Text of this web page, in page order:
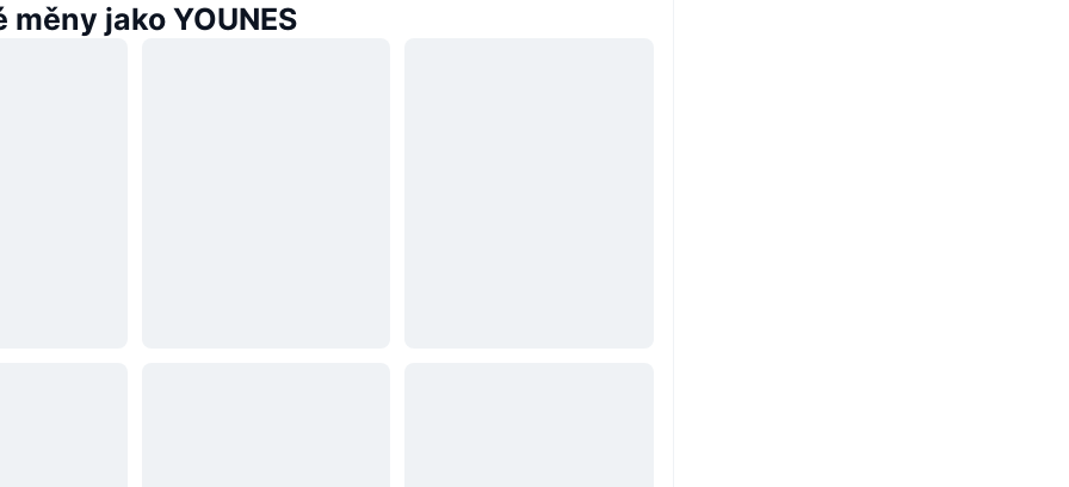
měny jako YOUNES